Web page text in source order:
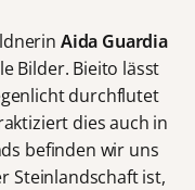
Aida Guardia
Bilder. Bieito lässt
durchflutet
dies auch in
befinden wir uns
Steinlandschaft ist,